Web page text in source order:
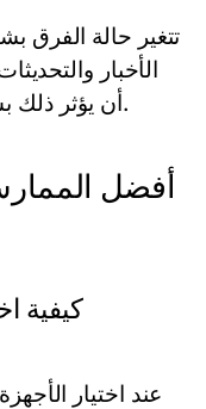
تتغير حالة الفرق
الأخبار
أن يؤثر ذلك بشكل كبير على توقعات المشجعين.
أفضل
كيفية
عند اختيار